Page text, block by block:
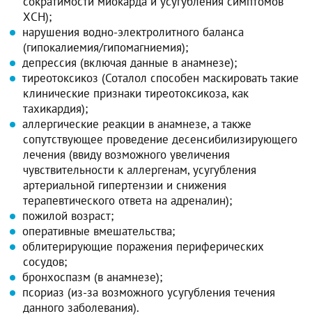
ХСН);
нарушения водно-электролитного баланса
(гипокалиемия/гипомагниемия);
депрессия (включая данные в анамнезе);
тиреотоксикоз (Соталол способен маскировать такие
клинические признаки тиреотоксикоза, как
тахикардия);
аллергические реакции в анамнезе, а также
сопутствующее проведение десенсибилизирующего
лечения (ввиду возможного увеличения
чувствительности к аллергенам, усугубления
артериальной гипертензии и снижения
терапевтического ответа на адреналин);
пожилой возраст;
оперативные вмешательства;
облитерирующие поражения периферических
сосудов;
бронхоспазм (в анамнезе);
псориаз (из-за возможного усугубления течения
данного заболевания).